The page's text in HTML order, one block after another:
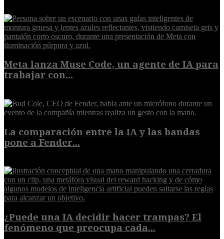
Meta lanza Muse Code, un agente de IA para
trabajar con...
La comparación entre la IA y las bandas
pone a Fender...
¿Puede una IA decidir hacer trampas? El
fenómeno que preocupa cada...